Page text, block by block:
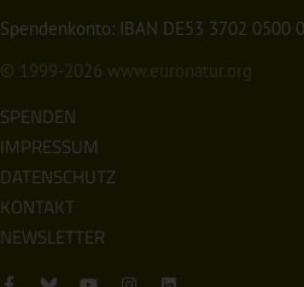
Spendenkonto: IBAN DE53 3702 0500
© 1999-2026 www.euronatur.org
SPENDEN
IMPRESSUM
DATENSCHUTZ
KONTAKT
NEWSLETTER